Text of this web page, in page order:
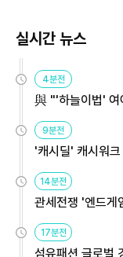
실시간 뉴스
4분전
與 "'하늘이법' 여
9분전
'캐시딜' 캐시워
14분전
관세전쟁 '엔드게
17분전
섬유패션 글로벌